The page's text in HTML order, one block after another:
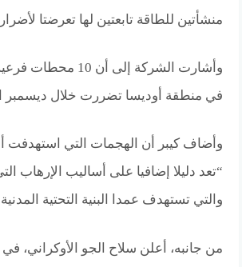
منشأتين للطاقة تابعتين لها تعرضتا
وأشارت الشركة إلى أن
في منطقة أوديسا تضررت خلال ديسمبر
وأضاف كيبر أن الهجمات التي استهدفت
“تعد دليلا إضافيا على أساليب الإرهاب
والتي تستهدف عمدا البنية التحتية
من جانبه، أعلن سلاح الجو الأوكراني،